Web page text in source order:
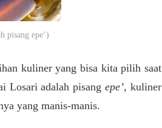
pisang epe’)
kuliner yang bisa kita pilih saat
Losari adalah pisangepe’, kuliner
yang manis-manis.